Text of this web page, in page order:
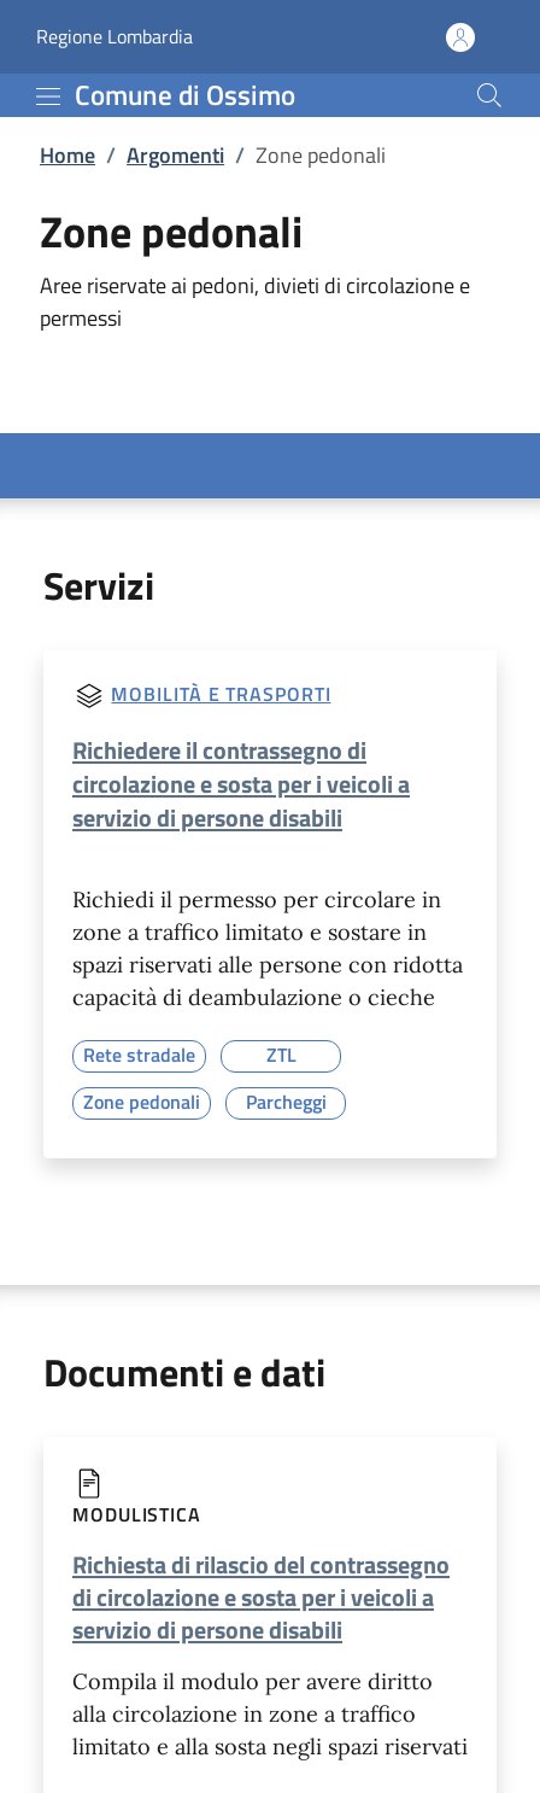
Zone pedonali |
Regione Lombardia(apre in un'altra scheda).
Comune di Ossimo
Home / Argomenti / Zone pedonali
Zone pedonali
Aree riservate ai pedoni, divieti di circolazione e
permessi
Servizi
MOBILITÀ E TRASPORTI
Richiedere il contrassegno di
circolazione e sosta per i veicoli a
servizio di persone disabili
Richiedi il permesso per circolare in
zone a traffico limitato e sostare in
spazi riservati alle persone con ridotta
capacità di deambulazione o cieche
Rete stradale
ZTL
Zone pedonali
Parcheggi
Documenti e dati
MODULISTICA
Richiesta di rilascio del contrassegno
di circolazione e sosta per i veicoli a
servizio di persone disabili
Compila il modulo per avere diritto
alla circolazione in zone a traffico
limitato e alla sosta negli spazi riservati